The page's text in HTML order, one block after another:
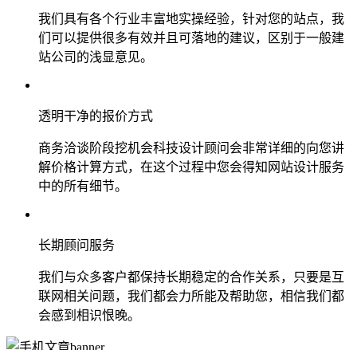
我们具有各个行业丰富地实操经验，针对您的站点，我
们可以提供很多有效并且可落地的建议，区别于一般建
站公司的浅显意见。
透明干净的报价方式
商务洽谈阶段挖机会科技设计顾问会非常详细的向您讲
解价格计算方式，在这个过程中您会得知网站设计服务
中的所有细节。
长期顾问服务
我们与众多客户都保持长期稳定的合作关系，只要是互
联网相关问题，我们都会力所能及帮助您，相信我们都
会感到相识恨晚。